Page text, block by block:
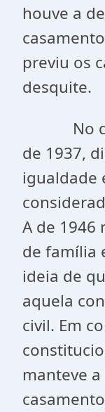
houve a
previu os
desquite.
No que
de 1937,
igualdade
A de 1946
de família
ideia de
aquela
civil. Em
manteve